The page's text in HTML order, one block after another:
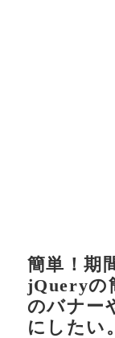
簡単！期
jQueryの
のバナー
にしたい。